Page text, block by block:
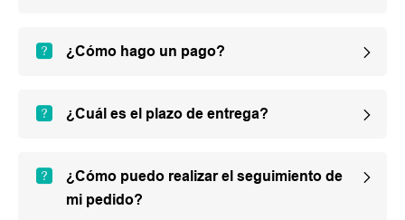
¿Cómo hago un pago?
¿Cuál es el plazo de entrega?
¿Cómo puedo realizar el seguimiento de
mi pedido?